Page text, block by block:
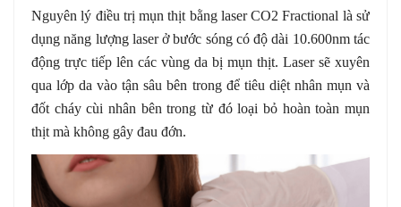
Nguyên lý điều trị mụn thịt bằng laser CO2 Fractional là sử
dụng năng lượng laser ở bước sóng có độ dài 10.600nm tác
động trực tiếp lên các vùng da bị mụn thịt. Laser sẽ xuyên
qua lớp da vào tận sâu bên trong để tiêu diệt nhân mụn và
đốt cháy cùi nhân bên trong từ đó loại bỏ hoàn toàn mụn
thịt mà không gây đau đớn.